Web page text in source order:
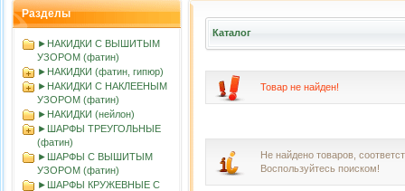
Разделы
►НАКИДКИ С ВЫШИТЫМ
УЗОРОМ (фатин)
►НАКИДКИ (фатин, гипюр)
►НАКИДКИ С НАКЛЕЕНЫМ
УЗОРОМ (фатин)
►НАКИДКИ (нейлон)
►ШАРФЫ ТРЕУГОЛЬНЫЕ
(фатин)
►ШАРФЫ С ВЫШИТЫМ
УЗОРОМ (фатин)
►ШАРФЫ КРУЖЕВНЫЕ С
Каталог
Товар не найден!
Не найдено товаров,
Воспользуйтесь поиском!